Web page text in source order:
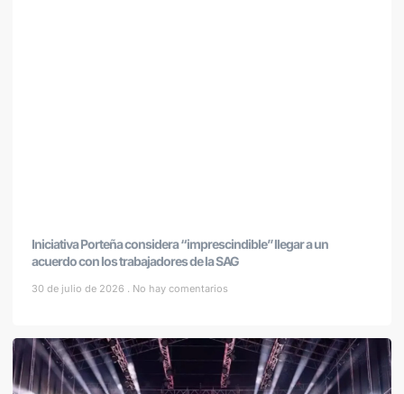
Iniciativa Porteña considera “imprescindible” llegar a un
acuerdo con los trabajadores de la SAG
30 de julio de 2026 No hay comentarios